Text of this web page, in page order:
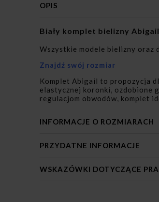
OPIS
Biały komplet bielizny
Wszystkie modele bielizny oraz
Znajdź swój rozmiar
Komplet Abigail to propozycja
elastycznej koronki, ozdobione
regulacjom obwodów, komplet
INFORMACJE O ROZMIARACH
PRZYDATNE INFORMACJE
WSKAZÓWKI DOTYCZĄCE